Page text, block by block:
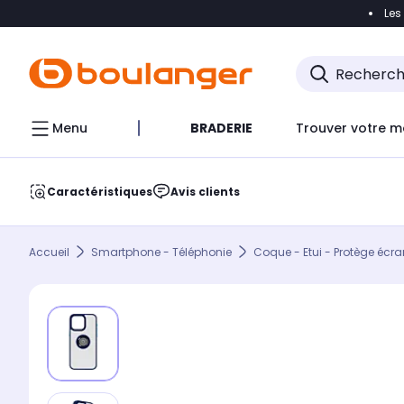
Accéder
Menu BRADERIE Trouver votre
Caractéristiques Avis clients
Accueil Smartphone - Téléphonie Coque - Etui - Protège